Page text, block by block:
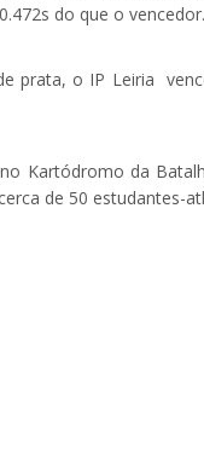
do que o vencedor.
prata, o IP Leiria
Kartódromo da
de 50 estudantes-